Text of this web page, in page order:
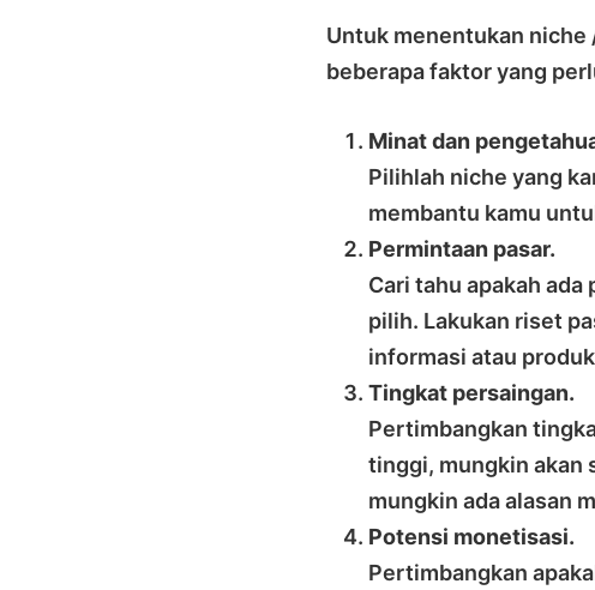
Untuk menentukan
beberapa faktor yang
Minat dan
Pilihlah niche yang
membantu kamu
Permintaan pasar.
Cari tahu apakah
pilih. Lakukan riset
informasi atau
Tingkat persaingan.
Pertimbangkan
tinggi, mungkin akan
mungkin ada alasan
Potensi monetisasi.
Pertimbangkan